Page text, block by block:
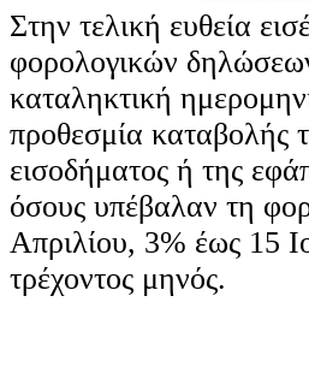
Στην τελική ευθεία
φορολογικών
καταληκτική
προθεσμία καταβολής
εισοδήματος ή της
όσους υπέβαλαν τη
Απριλίου, 3% έως 15
τρέχοντος μηνός.